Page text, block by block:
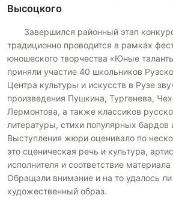
Высоцкого
Завершился районный этап
традиционно проводится в рамках
юношеского творчества «Юные
приняли участие 40 школьников
Центра культуры и искусств в Рузе
произведения Пушкина, Тургенева,
Лермонтова, а также классиков
литературы, стихи популярных
Выступления жюри оценивало по
это сценическая речь и культура,
исполнителя и соответствие
Обращали внимание и на то удалось ли
художественный образ.